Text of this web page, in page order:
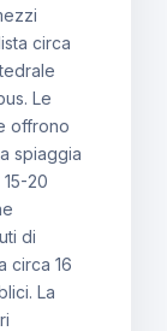
circa
Le
offrono
spiaggia
20
di
circa 16
La